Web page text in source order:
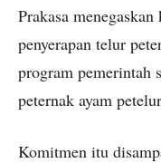
Prakasa
penyerapan telur
program pemerintah
peternak ayam
Komitmen itu